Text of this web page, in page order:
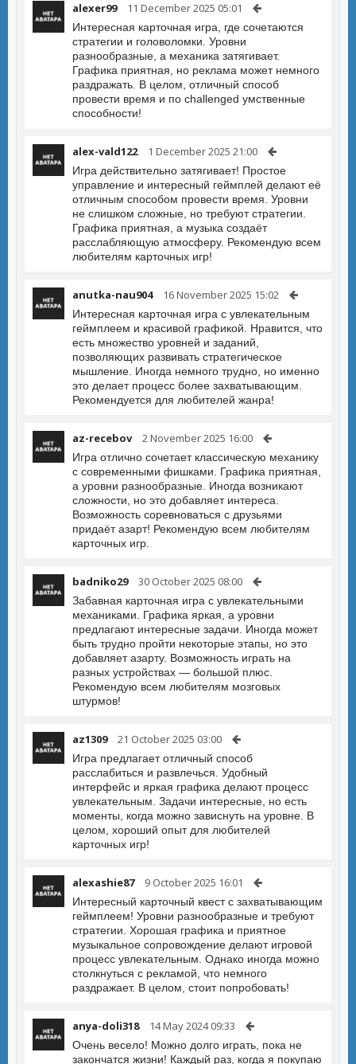
alexer99 11 December 2025 05:01
Интересная карточная игра, где сочетаются
стратегии и головоломки. Уровни
разнообразные, а механика затягивает.
Графика приятная, но реклама может немного
раздражать. В целом, отличный способ
провести время и по challenged умственные
способности!
alex-vald122 1 December 2025 21:00
Игра действительно затягивает! Простое
управление и интересный геймплей делают её
отличным способом провести время. Уровни
не слишком сложные, но требуют стратегии.
Графика приятная, а музыка создаёт
расслабляющую атмосферу. Рекомендую всем
любителям карточных игр!
anutka-nau904 16 November 2025 15:02
Интересная карточная игра с увлекательным
геймплеем и красивой графикой. Нравится, что
есть множество уровней и заданий,
позволяющих развивать стратегическое
мышление. Иногда немного трудно, но именно
это делает процесс более захватывающим.
Рекомендуется для любителей жанра!
az-recebov 2 November 2025 16:00
Игра отлично сочетает классическую механику
с современными фишками. Графика приятная,
а уровни разнообразные. Иногда возникают
сложности, но это добавляет интереса.
Возможность соревноваться с друзьями
придаёт азарт! Рекомендую всем любителям
карточных игр.
badniko29 30 October 2025 08:00
Забавная карточная игра с увлекательными
механиками. Графика яркая, а уровни
предлагают интересные задачи. Иногда может
быть трудно пройти некоторые этапы, но это
добавляет азарту. Возможность играть на
разных устройствах — большой плюс.
Рекомендую всем любителям мозговых
штурмов!
az1309 21 October 2025 03:00
Игра предлагает отличный способ
расслабиться и развлечься. Удобный
интерфейс и яркая графика делают процесс
увлекательным. Задачи интересные, но есть
моменты, когда можно зависнуть на уровне. В
целом, хороший опыт для любителей
карточных игр!
alexashie87 9 October 2025 16:01
Интересный карточный квест с захватывающим
геймплеем! Уровни разнообразные и требуют
стратегии. Хорошая графика и приятное
музыкальное сопровождение делают игровой
процесс увлекательным. Однако иногда можно
столкнуться с рекламой, что немного
раздражает. В целом, стоит попробовать!
anya-doli318 14 May 2024 09:33
Очень весело! Можно долго играть, пока не
закончатся жизни! Каждый раз, когда я покупаю